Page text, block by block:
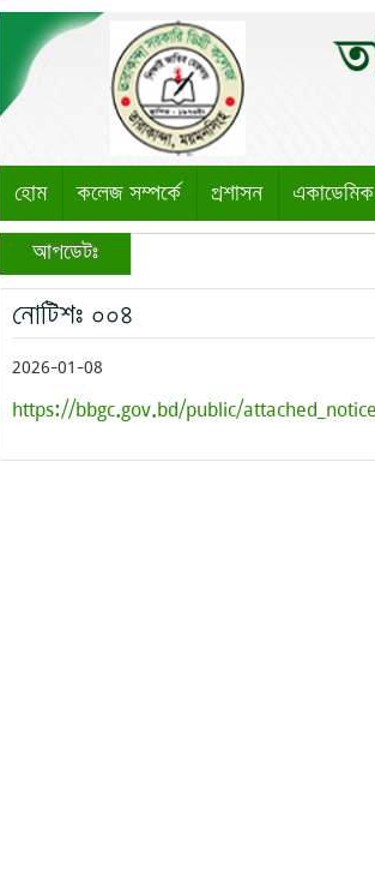
হোম কলেজ সম্পর্কে প্রশাসন একাডেমিক
আপডেটঃ
নোটিশঃ ০০৪
2026-01-08
https://bbgc.gov.bd/public/